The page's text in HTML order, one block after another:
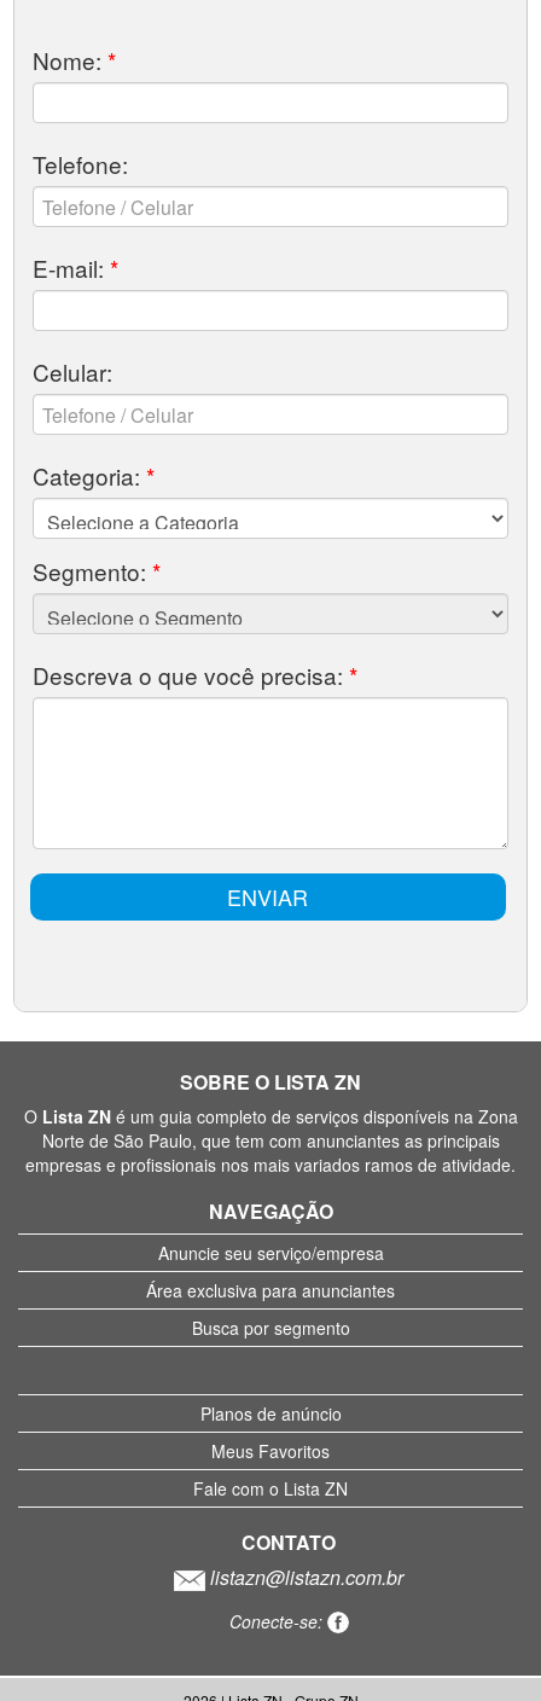
SOBRE O LISTA ZN
O Lista ZNé um guia completo de serviços disponíveis na Zona
Norte de São Paulo, que tem com anunciantes as principais
empresas e profissionais nos mais variados ramos de atividade.
NAVEGAÇÃO
Anuncie seu serviço/empresa
Área exclusiva para anunciantes
Busca por segmento
Planos de anúncio
Meus Favoritos
Fale com o Lista ZN
CONTATO
listazn@listazn.com.br
Conecte-se: